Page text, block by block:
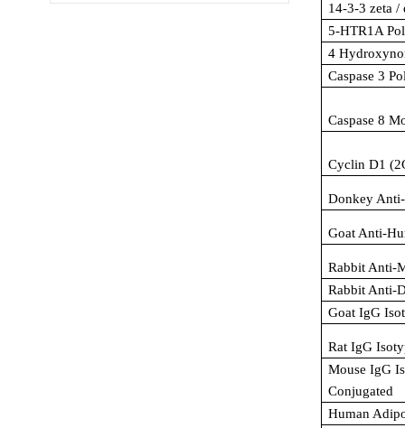
14-3-3 zeta /
5-HTR1A
4
Caspase 3
Caspase 8
Cyclin D1
Donkey
Goat Anti-
Rabbit Anti-
Rabbit Anti-
Goat IgG
Rat IgG
Mouse IgG
Conjugated
Human